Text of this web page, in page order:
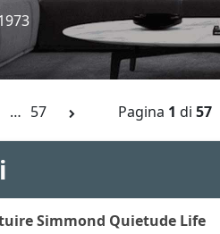
… 57 Pagina 1 di 57
Simmond Quietude Life